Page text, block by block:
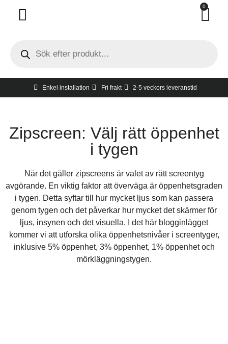
0
Enkel installation Fri frakt 2-5 veckors leveranstid
Zipscreen: Välj rätt öppenhet
i tygen
När det gäller zipscreens är valet av rätt screentyg
avgörande. En viktig faktor att överväga är öppenhetsgraden
i tygen. Detta syftar till hur mycket ljus som kan passera
genom tygen och det påverkar hur mycket det skärmer för
ljus, insynen och det visuella. I det här blogginlägget
kommer vi att utforska olika öppenhetsnivåer i screentyger,
inklusive 5% öppenhet, 3% öppenhet, 1% öppenhet och
mörkläggningstygen.